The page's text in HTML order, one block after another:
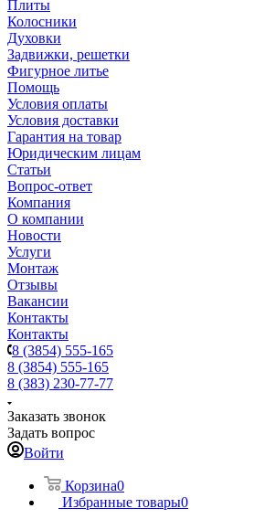
Плиты
Колосники
Духовки
Задвижки, решетки
Фигурное литье
Помощь
Условия оплаты
Условия доставки
Гарантия на товар
Юридическим лицам
Статьи
Вопрос-ответ
Компания
О компании
Новости
Услуги
Монтаж
Отзывы
Вакансии
Контакты
Контакты
8 (3854) 555-165
8 (3854) 555-165
8 (383) 230-77-77
Заказать звонок
Задать вопрос
Войти
Корзина0
Избранные товары0